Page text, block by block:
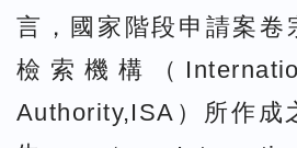
言，國家階段申請案卷
檢索機構（
Authority,ISA）所作成